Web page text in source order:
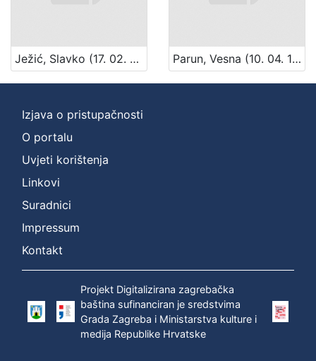
Ježić, Slavko (17. 02. 1895. – 5. 05. 1969.) Parun, Vesna (10. 04. 1922. – 25. 10. 2010.)
Izjava o pristupačnosti
O portalu
Uvjeti korištenja
Linkovi
Suradnici
Impressum
Kontakt
Projekt Digitalizirana zagrebačka
baština sufinanciran je sredstvima
Grada Zagreba i Ministarstva kulture i
medija Republike Hrvatske